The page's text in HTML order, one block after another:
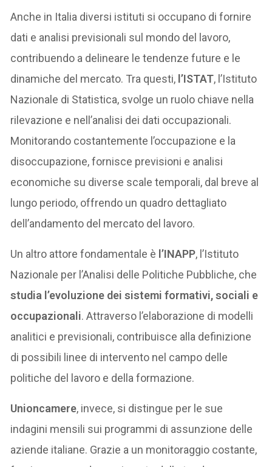
Anche in Italia diversi istituti si occupano di fornire
dati e analisi previsionali sul mondo del lavoro,
contribuendo a delineare le tendenze future e le
dinamiche del mercato. Tra questi, l’ISTAT, l’Istituto
Nazionale di Statistica, svolge un ruolo chiave nella
rilevazione e nell’analisi dei dati occupazionali.
Monitorando costantemente l’occupazione e la
disoccupazione, fornisce previsioni e analisi
economiche su diverse scale temporali, dal breve al
lungo periodo, offrendo un quadro dettagliato
dell’andamento del mercato del lavoro.
Un altro attore fondamentale è l’INAPP, l’Istituto
Nazionale per l’Analisi delle Politiche Pubbliche, che
studia l’evoluzione dei sistemi formativi, sociali e
occupazionali. Attraverso l’elaborazione di modelli
analitici e previsionali, contribuisce alla definizione
di possibili linee di intervento nel campo delle
politiche del lavoro e della formazione.
Unioncamere, invece, si distingue per le sue
indagini mensili sui programmi di assunzione delle
aziende italiane. Grazie a un monitoraggio costante,